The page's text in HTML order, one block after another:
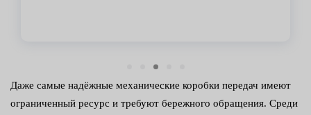
Даже самые надёжные механические коробки передач имеют
ограниченный ресурс и требуют бережного обращения. Среди